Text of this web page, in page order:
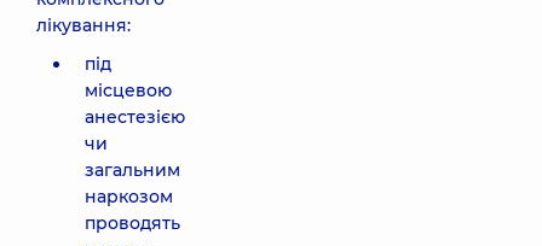
лікування:
під
місцевою
анестезією
чи
загальним
наркозом
проводять